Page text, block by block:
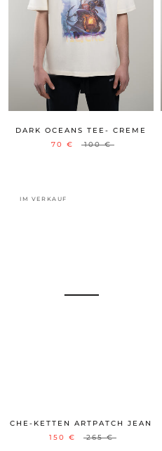
DARK OCEANS TEE- CREME
70 €
100 €
IM VERKAUF
CHE-KETTEN ARTPATCH JEAN
150 €
265 €